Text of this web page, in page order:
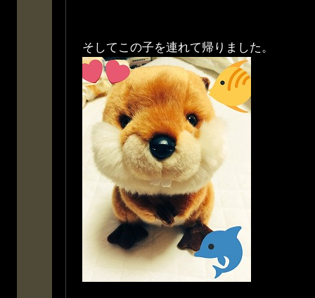
そしてこの子を連れて帰りました。